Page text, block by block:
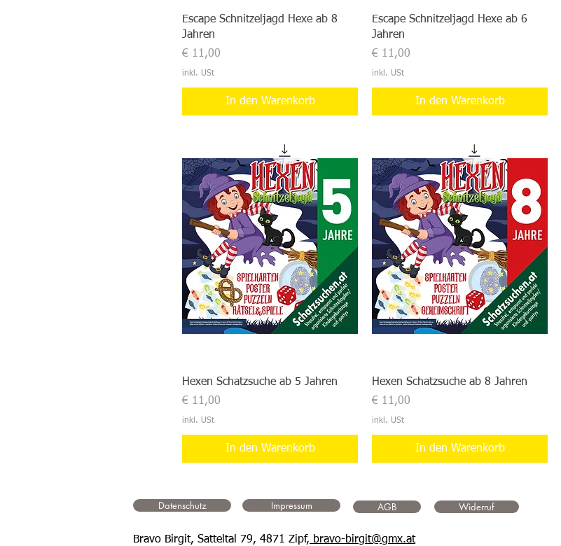
Escape Schnitzeljagd Hexe ab 8
Jahren
Preis
€ 11,00
inkl. USt
In den Warenkorb
Escape Schnitzeljagd Hexe ab 6
Jahren
Preis
€ 11,00
inkl. USt
In den Warenkorb
Hexen Schatzsuche ab 5 Jahren
Preis
€ 11,00
inkl. USt
In den Warenkorb
Hexen Schatzsuche ab 8 Jahren
Preis
€ 11,00
inkl. USt
In den Warenkorb
Datenschutz Impressum AGB Widerruf
Bravo Birgit, Satteltal 79, 4871 Zipf, bravo-birgit@gmx.at